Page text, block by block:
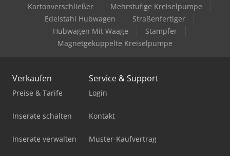
Kartonverschließer
Mehrstufige Kreiselpumpe
Edelstahl Hubwagen
Straßenfertiger
Hubwagen Mit Waage
Stampfer
Magnetgekuppelte Kreiselpumpe
Verkaufen
Preise & Tarife
Inserate schalten
Inserate verwalten
Service & Support
Login
Kontakt
Muster-Kaufvertrag